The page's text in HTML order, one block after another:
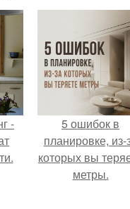
-
5 ошибок в
планировке, из-
которых вы
метры.